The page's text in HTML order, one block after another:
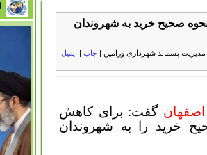
صحیح خرید به شهروندان
پسماند شهرداری ورامین | چاپ | ایمیل |
گفت: برای کاهش
خرید را به شهروندان